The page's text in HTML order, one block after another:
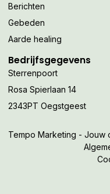
Berichten
Gebeden
Aarde healing
Bedrijfsgegevens
Sterrenpoort
Rosa Spierlaan 14
2343PT Oegstgeest
Tempo Marketing - Jouw